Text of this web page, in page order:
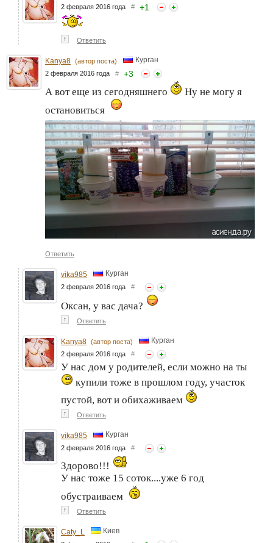
2 февраля 2016 года # +1
↑ Ответить
Kanya8 (автор поста) Курган
2 февраля 2016 года # +3
А вот еще из сегодняшнего
Ну не могу я
остановиться
Ответить
vika985 Курган
2 февраля 2016 года #
Оксан, у вас дача?
↑ Ответить
Kanya8 (автор поста) Курган
2 февраля 2016 года #
У нас дом у родителей, если можно на ты
купили тоже в прошлом году, участок
пустой, вот и обихаживаем
↑ Ответить
vika985 Курган
2 февраля 2016 года #
Здорово!!!
У нас тоже 15 соток....уже 6 год
обустраиваем
↑ Ответить
Caty_L Киев